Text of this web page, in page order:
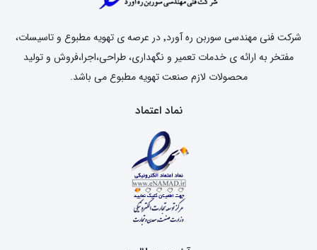
شرکت فنی مهندسی سوربن ره آورد٬ در عرصه ی تهویه مطبوع و تاسیسات،
مفتخر به ارائه ی خدمات تعمیر و نگهداری، طراحی،اجرا،فروش و تولید
محصولات لازم صنعت تهویه مطبوع می باشد.
نماد اعتماد